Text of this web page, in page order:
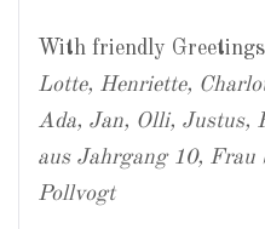
With friendly
Lotte, Henriette,
Ada, Jan, Olli, Justus,
aus Jahrgang 10, Frau
Pollvogt